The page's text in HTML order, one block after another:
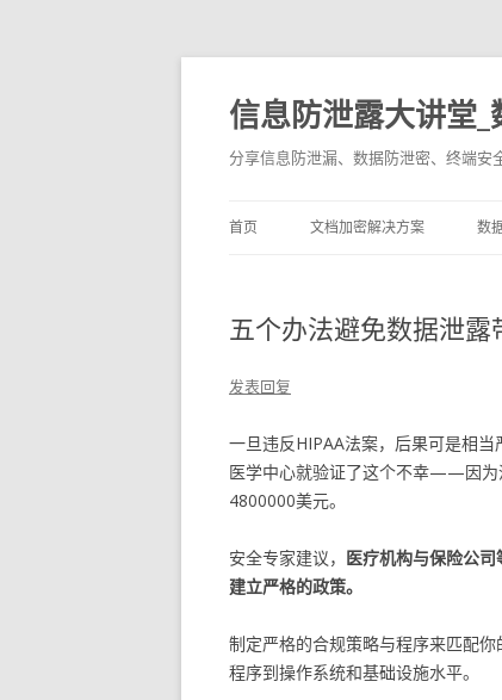
信息防泄露大讲堂
分享信息防泄漏、数据防泄密、终端安
首页 文档加密解决方案 数
五个办法避免数据泄露
发表回复
一旦违反HIPAA法案，后果可是相
医学中心就验证了这个不幸——因为
4800000美元。
安全专家建议， 医疗机构与保险公司
建立严格的政策。
制定严格的合规策略与程序来匹配
程序到操作系统和基础设施水平。